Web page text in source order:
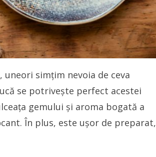
simțim nevoia de ceva
se potrivește perfect acestei
gemului și aroma bogată a
În plus, este ușor de preparat,